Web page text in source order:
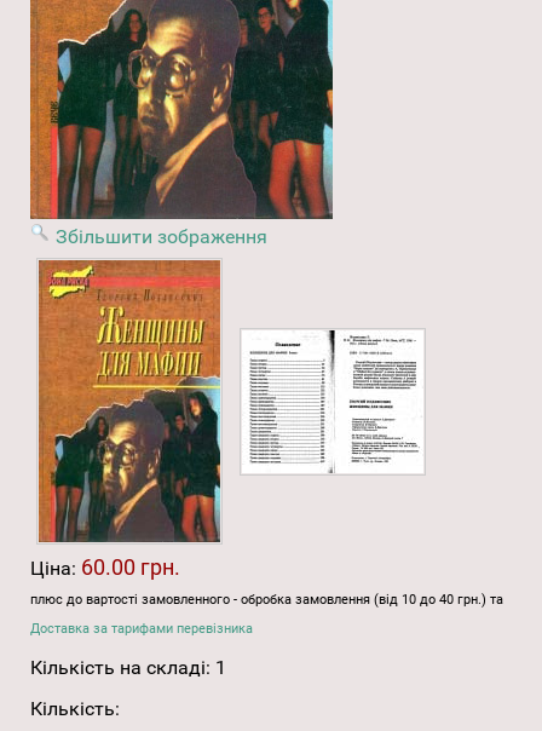
Збільшити зображення
Ціна: 60.00 грн.
плюс до вартості замовленного - обробка замовлення (від 10 до 40 грн.) та
Доставка за тарифами перевізника
Кількість на складі: 1
Кількість: